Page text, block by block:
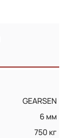
GEARSEN
6 мм
750 кг